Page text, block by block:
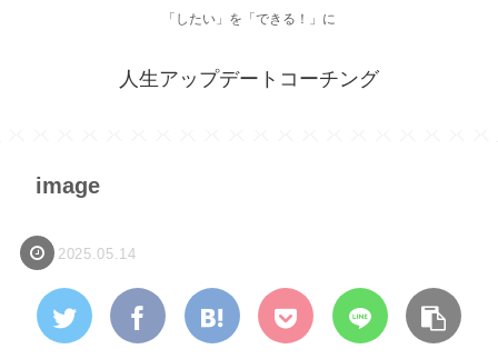
「したい」を「できる！」に
人生アップデートコーチング
image
2025.05.14